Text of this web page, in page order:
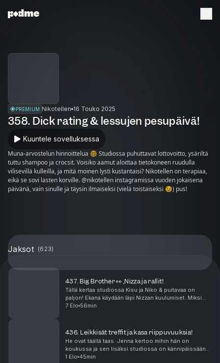
PREMIUM Nikotellen 16 Touko 2025
358. Dick rating & lessujen pesupäivä!
Kuuntele sovelluksessa
Muna-arvostelun hinnoittelua 🤓 Studiossa puhuttavat lottovoitto, ysäriltä
tuttu shampoo ja crocsit. Voisiko aamut aloittaa tietokoneen ruudulla
vilisevillä kulleilla, ja mitä moinen lysti kustantaisi? Nikotellen on terapiaa,
eikä se sovi lasten korville. @nikotellen instagramissa vuoden jokaisena
päivänä, vain sinulle ja täysin ilmaiseksi (vielä toistaiseksi 😉) pus!
Jaksot (623)
437. Big Brother 👀 ,Nizza ja rallit!
Tällä kertaa studiossa Kisu ja Niko & puitavaa on
paljon! Ekana käydään läpi Nizzan kuulumiset. Miksi
kukaan ei lähesty meitä edes Ranskassa? Missä
7 Elo 56min
436. Leikkisät treffit ja kasa riippuvuuksia!
He ovat täällä taas. Jenna kertoo mihin hän on
koukussa ja sen lisäksi studiossa on kännipäissään
lyöty 500€ veto. Mutta mistä? Niko suuntasi tutun
1 Elo 45min